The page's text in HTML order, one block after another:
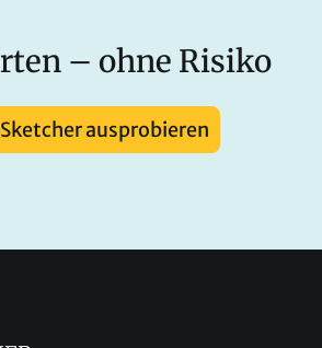
– ohne Risiko
ausprobieren